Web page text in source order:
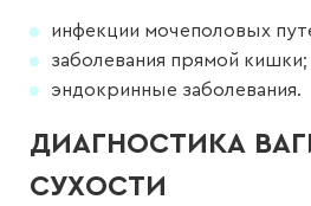
инфекции мочеполовых
заболевания прямой кишки;
эндокринные заболевания.
ДИАГНОСТИКА
СУХОСТИ